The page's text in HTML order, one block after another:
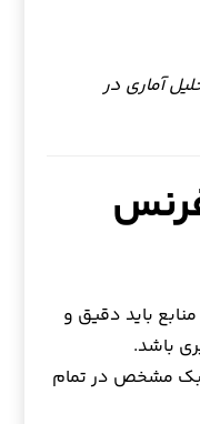
آماری در
باید دقیق و
باشد.
مشخص در تمام